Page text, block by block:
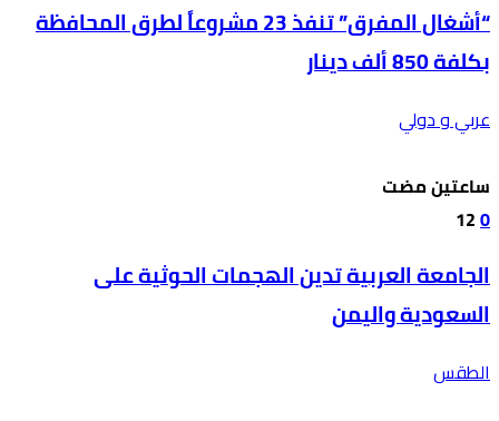
“أشغال المفرق” تنفذ 23 مشروعاً لطرق المحافظة
بكلفة 850 ألف دينار
عربي و دولي
‫‫‫‏‫ساعتين مضت‬
0
12
الجامعة العربية تدين الهجمات الحوثية على
السعودية واليمن
الطقس